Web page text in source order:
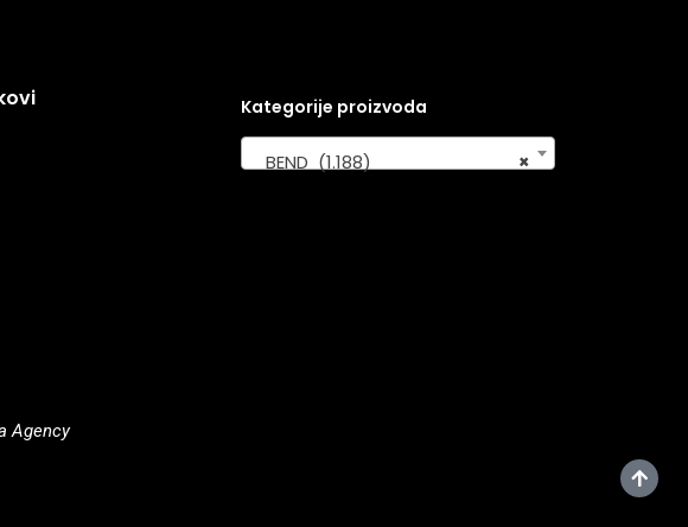
Kategorije proizvoda
×
BEND (1.188)
Agency